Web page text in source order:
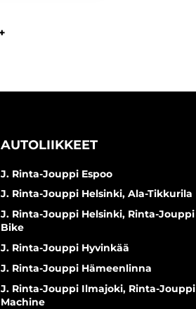
AUTOLIIKKEET
J. Rinta-Jouppi Espoo
J. Rinta-Jouppi Helsinki, Ala-Tikkurila
J. Rinta-Jouppi Helsinki, Rinta-Jouppi
Bike
J. Rinta-Jouppi Hyvinkää
J. Rinta-Jouppi Hämeenlinna
J. Rinta-Jouppi Ilmajoki, Rinta-Jouppi
Machine